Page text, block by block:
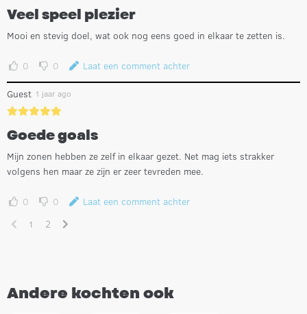
Veel speel plezier
Mooi en stevig doel, wat ook nog eens goed in elkaar te zetten is.
0 0 Laat een comment achter
Guest 1 jaar ago
Goede goals
Mijn zonen hebben ze zelf in elkaar gezet. Net mag iets strakker
volgens hen maar ze zijn er zeer tevreden mee.
0 0
Laat een comment achter
1
2
Andere kochten ook